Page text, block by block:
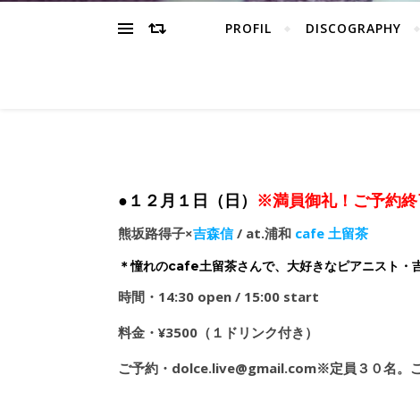
PROFIL DISCOGRAPHY
●１２月１日（日） ※満員御礼！ご予約終
熊坂路得子×吉森信/ at.浦和 cafe 土留茶
＊憧れのcafe土留茶さんで、 大好きなピアニスト・
時間・14:30 open / 15:00 start
料金・¥3500（１ドリンク付き）
ご予約・dolce.live@gmail.com※定員３０名。